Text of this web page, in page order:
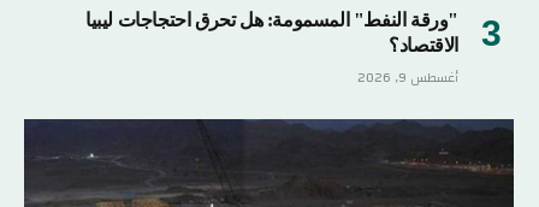
"ورقة النفط" المسمومة: هل تحرق احتجاجات ليبيا
الاقتصاد؟
أغسطس 9, 2026